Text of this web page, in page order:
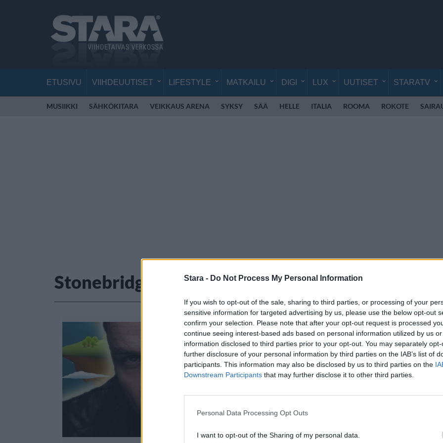
Stara - Do Not Process My Personal Information
If you wish to opt-out of the sale, sharing to third parties, or processing of your
sensitive information for targeted advertising by us, please use the below opt-out
confirm your selection. Please note that after your opt-out request is processed
continue seeing interest-based ads based on personal information utilized by us
information disclosed to third parties prior to your opt-out. You may separately
further disclosure of your personal information by third parties on the IAB’s list of
participants. This information may also be disclosed by us to third parties on the
Downstream Participants that may further disclose it to other third parties.
Personal Data Processing Opt Outs
I want to opt-out of the Sharing of my personal data.
ETUSIVU VIIHDEUUTISET LIFESTYLE MATKAILU DIGI LUX UUTISET STARATV
MUSIIKKI SÄHKÖKITARA VEIKKAUS ARENA SYKSY SÄÄ HELLE ITALIA ROOMA ROKOTE
Stonebridge